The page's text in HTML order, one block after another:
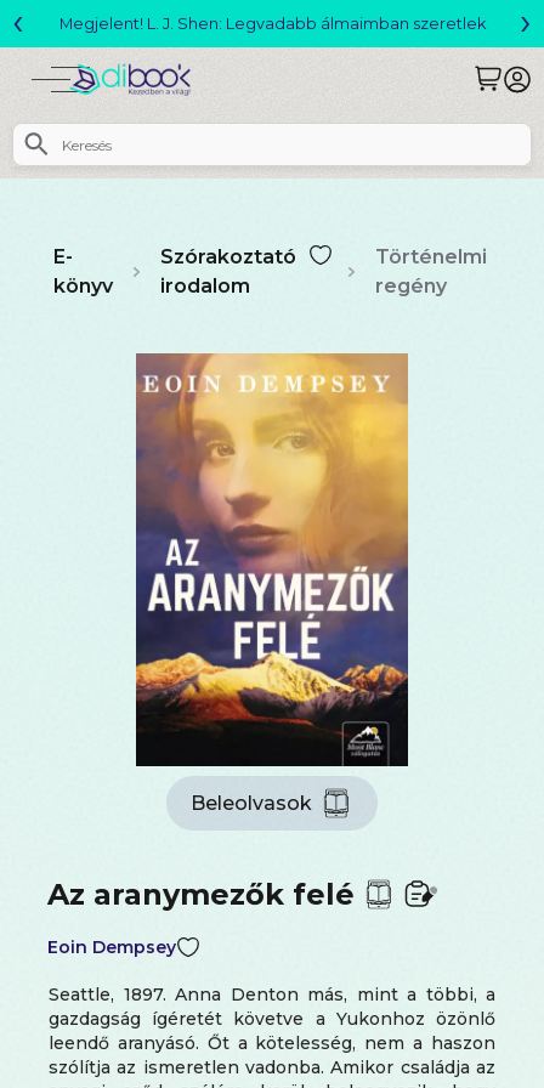
Változó világ akció!
‹ ›
E-
könyv
Szórakoztató
irodalom
Történelmi
regény
Beleolvasok
Az aranymezők felé
Eoin Dempsey
Seattle, 1897. Anna Denton más, mint a többi, a
gazdagság ígéretét követve a Yukonhoz özönlő
leendő aranyásó. Őt a kötelesség, nem a haszon
szólítja az ismeretlen vadonba. Amikor családja az